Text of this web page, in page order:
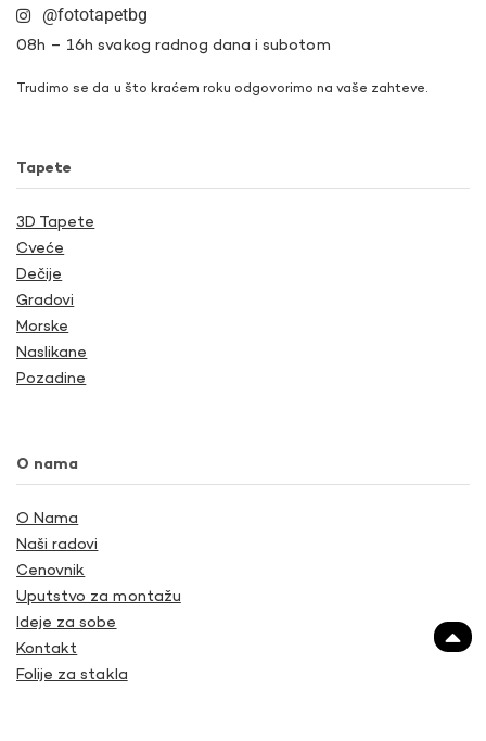
@fototapetbg
08h – 16h svakog radnog dana i subotom
Trudimo se da u što kraćem roku odgovorimo na vaše zahteve.
Tapete
3D Tapete
Cveće
Dečije
Gradovi
Morske
Naslikane
Pozadine
O nama
O Nama
Naši radovi
Cenovnik
Uputstvo za montažu
Ideje za sobe
Kontakt
Folije za stakla